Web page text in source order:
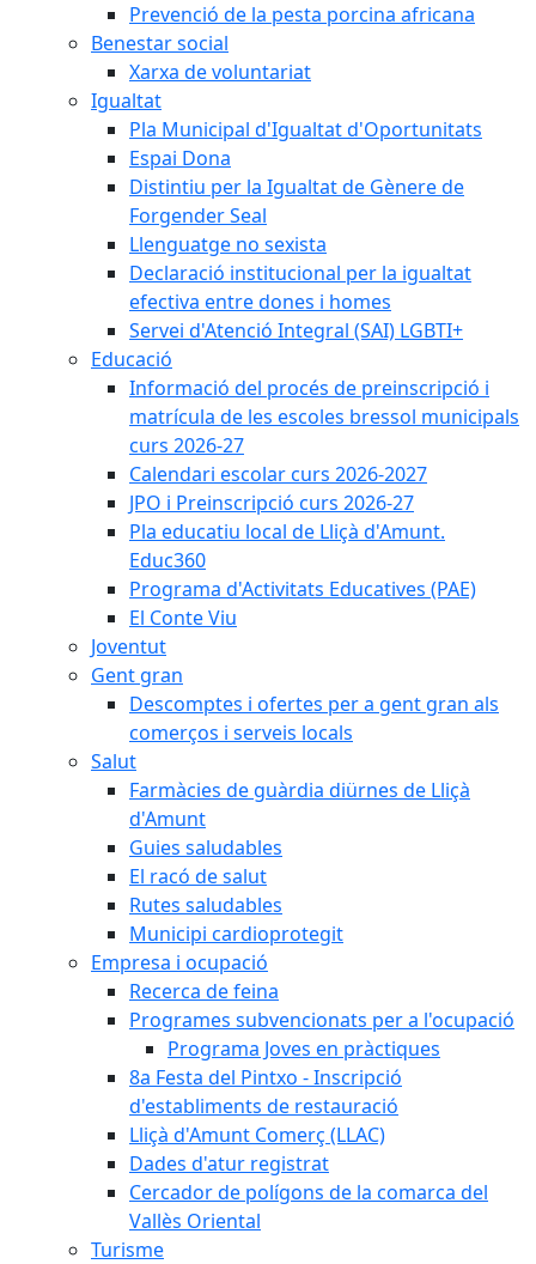
Prevenció de la pesta porcina africana
Benestar social
Xarxa de voluntariat
Igualtat
Pla Municipal d'Igualtat d'Oportunitats
Espai Dona
Distintiu per la Igualtat de Gènere de
Forgender Seal
Llenguatge no sexista
Declaració institucional per la igualtat
efectiva entre dones i homes
Servei d'Atenció Integral (SAI) LGBTI+
Educació
Informació del procés de preinscripció i
matrícula de les escoles bressol municipals
curs 2026-27
Calendari escolar curs 2026-2027
JPO i Preinscripció curs 2026-27
Pla educatiu local de Lliçà d'Amunt.
Educ360
Programa d'Activitats Educatives (PAE)
El Conte Viu
Joventut
Gent gran
Descomptes i ofertes per a gent gran als
comerços i serveis locals
Salut
Farmàcies de guàrdia diürnes de Lliçà
d'Amunt
Guies saludables
El racó de salut
Rutes saludables
Municipi cardioprotegit
Empresa i ocupació
Recerca de feina
Programes subvencionats per a l'ocupació
Programa Joves en pràctiques
8a Festa del Pintxo - Inscripció
d'establiments de restauració
Lliçà d'Amunt Comerç (LLAC)
Dades d'atur registrat
Cercador de polígons de la comarca del
Vallès Oriental
Turisme